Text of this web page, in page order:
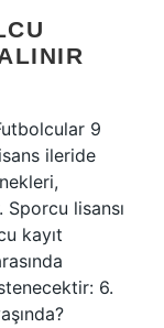
9
ileride
lisansı
kayıt
6.